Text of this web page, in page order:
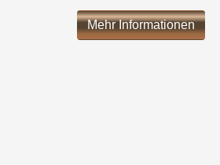
Mehr Informationen